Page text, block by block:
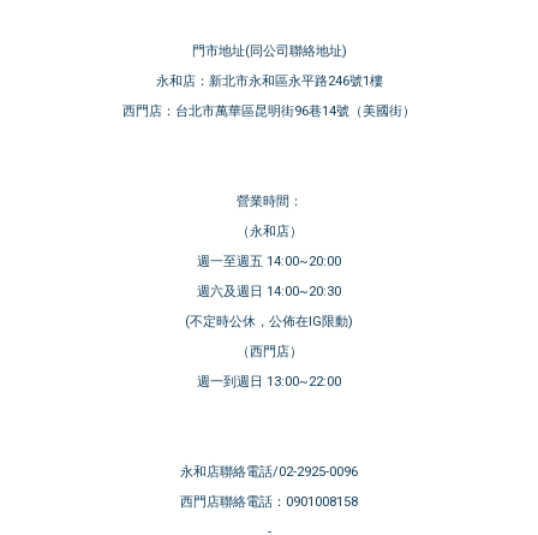
門市地址(同公司聯絡地址)
永和店：新北市永和區永平路246號1樓
西門店：台北市萬華區昆明街96巷14號（美國街）
營業時間：
（永和店）
週一至週五 14:00~20:00
週六及週日 14:00~20:30
(不定時公休，公佈在IG限動)
（西門店）
週一到週日 13:00~22:00
永和店聯絡電話/02-2925-0096
西門店聯絡電話：0901008158